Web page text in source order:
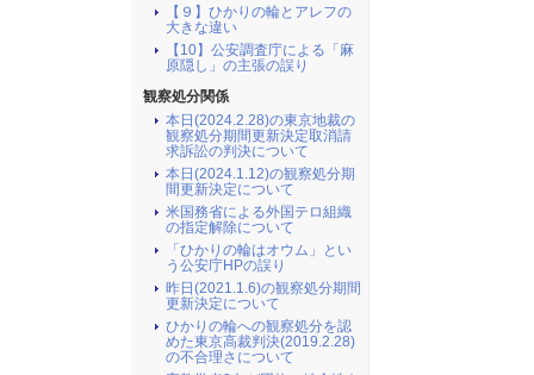
【９】ひかりの輪とアレフの
大きな違い
【10】公安調査庁による「麻
原隠し」の主張の誤り
観察処分関係
本日(2024.2.28)の東京地裁の
観察処分期間更新決定取消請
求訴訟の判決について
本日(2024.1.12)の観察処分期
間更新決定について
米国務省による外国テロ組織
の指定解除について
「ひかりの輪はオウム」とい
う公安庁HPの誤り
昨日(2021.1.6)の観察処分期間
更新決定について
ひかりの輪への観察処分を認
めた東京高裁判決(2019.2.28)
の不合理さについて